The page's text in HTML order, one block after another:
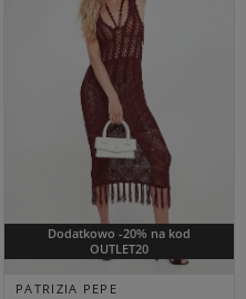
Dodatkowo -20% na kod
OUTLET20
PATRIZIA PEPE